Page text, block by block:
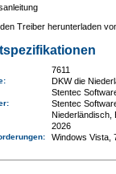
Treiber herunterladen
7611
: DKW die
Stentec
Stentec
Niederländisch,
2026
: Windows Vista,